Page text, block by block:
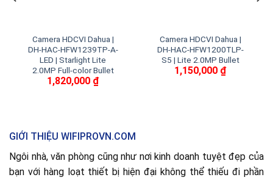
Camera HDCVI Dahua |
DH-HAC-HFW1239TP-A-
LED | Starlight Lite
2.0MP Full-color Bullet
1,820,000 ₫
Camera HDCVI Dahua |
DH-HAC-HFW1200TLP-
S5 | Lite 2.0MP Bullet
1,150,000 ₫
GIỚI THIỆU WIFIPROVN.COM
Ngôi nhà, văn phòng cũng như nơi kinh doanh tuyệt đẹp của
bạn với hàng loạt thiết bị hiện đại không thể thiếu đi phần